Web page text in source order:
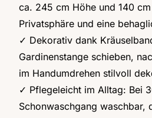
ca. 245 cm Höhe und 140
Privatsphäre und eine
✓ Dekorativ dank
Gardinenstange schieben,
im Handumdrehen stilvoll
✓ Pflegeleicht im Alltag: Bei
Schonwaschgang waschbar,